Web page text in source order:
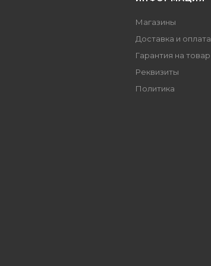
Магазины
Доставка и оплата
Гарантия на товар
Реквизиты
Политика